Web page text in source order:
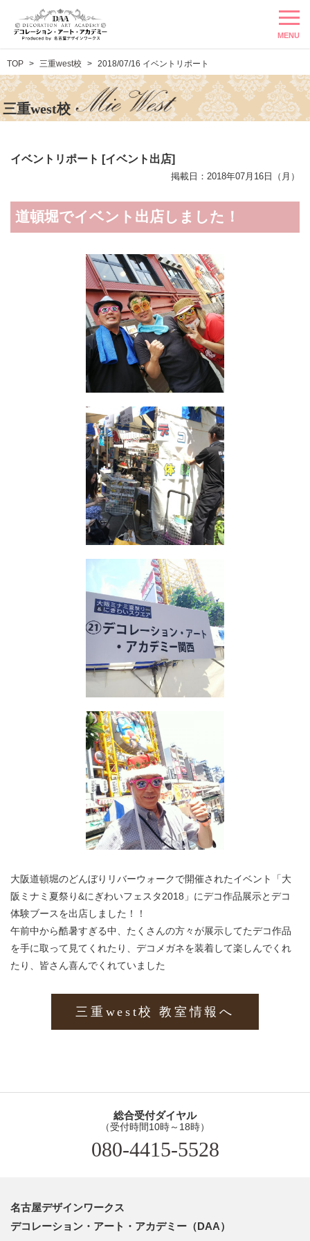
MENU
TOP 三重west校 2018/07/16 イベントリポート
三重west校
イベントリポート [イベント出店]
掲載日：2018年07月16日（月）
道頓堀でイベント出店しました！
大阪道頓堀のどんぼりリバーウォークで開催されたイベント「大
阪ミナミ夏祭り&にぎわいフェスタ2018」にデコ作品展示とデコ
体験ブースを出店しました！！
午前中から酷暑すぎる中、たくさんの方々が展示してたデコ作品
を手に取って見てくれたり、デコメガネを装着して楽しんでくれ
たり、皆さん喜んでくれていました
三重west校 教室情報へ
総合受付ダイヤル
（受付時間10時～18時）
080-4415-5528
名古屋デザインワークス
デコレーション・アート・アカデミー（DAA）